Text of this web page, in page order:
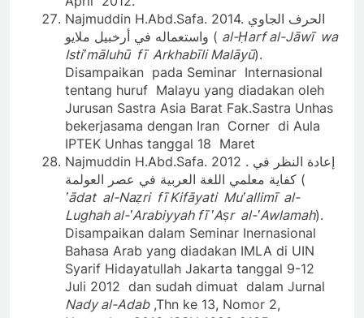
Najmuddin H.Abd.Safa. 2014. الحرف الجاوي
واستعماله في أرخبيل ملايو ( al-Ḥarf al-Jāwī wa
Istiʽmāluhū fī Arkhabīli Malāyū).
Disampaikan pada Seminar Internasional
tentang huruf Malayu yang diadakan oleh
Jurusan Sastra Asia Barat Fak.Sastra Unhas
bekerjasama dengan Iran Corner di Aula
IPTEK Unhas tanggal 18 Maret
Najmuddin H.Abd.Safa. 2012 . إعادة النظر في
كفاية معلمي اللغة العربية في عصر العولمة (
ʽādat al-Naẓri fī Kifāyati Muʽallimī al-
Lughah al-ʽArabiyyah fī ʽAṣr al-ʽAwlamah).
Disampaikan dalam Seminar Inernasional
Bahasa Arab yang diadakan IMLA di UIN
Syarif Hidayatullah Jakarta tanggal 9-12
Juli 2012 dan sudah dimuat dalam Jurnal
Nady al-Adab,Thn ke 13, Nomor 2,